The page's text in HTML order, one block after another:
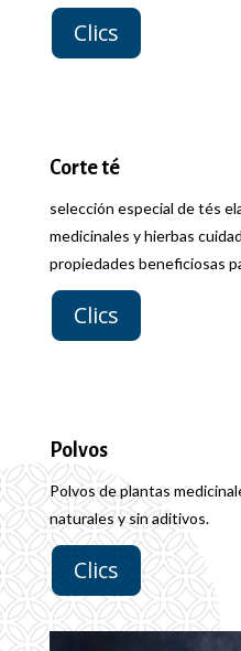
Clics
Corte té
selección especial de tés
medicinales y hierbas
propiedades beneficiosas
Clics
Polvos
Polvos de plantas
naturales y sin aditivos.
Clics